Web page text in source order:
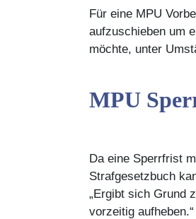
Für eine MPU
aufzuschieben um
möchte, unter
MPU
Da eine Sperrfrist
Strafgesetzbuch
„Ergibt sich Grund
vorzeitig